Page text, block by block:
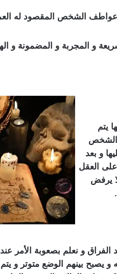
الشخص المقصود له
و المجربة و المضمونة و
يتم
الشخص
و بعد
على العقل
يرفض
و نعلم بصعوبة الأمر
و يصبح بينهم الوضع متوتر